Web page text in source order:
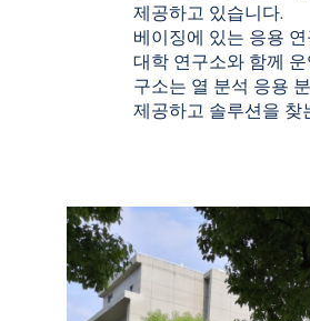
제공하고 있습니다.
베이징에 있는 응용
대학 연구소와 함께
구소는 열 분석 응용
제공하고 솔루션을 찾